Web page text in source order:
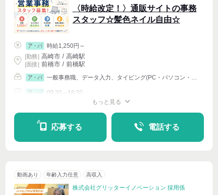
〈時給改定！〉通販サイトの事務
スタッフ☆髪色ネイル自由☆
ア・パ
時給1,250円～
|勤務 高崎市 / 高崎駅
| 面接 | 前橋市 / 前橋駅
ア・パ 一般事務職、データ入力、タイピング(PC・パソコン・インターネット)、化粧品・コスメ販売・美容部員
ア・パ 09:30～18:30
もっと見る
応募する 電話する
動画あり 年齢入力任意 高収入
株式会社グリッターイノベーション 採用係